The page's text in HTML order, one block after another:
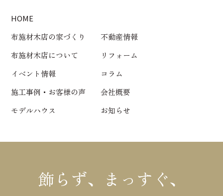
HOME
布施材木店の家づくり
布施材木店について
イベント情報
施工事例・お客様の声
モデルハウス
不動産情報
リフォーム
コラム
会社概要
お知らせ
飾らず、まっすぐ、